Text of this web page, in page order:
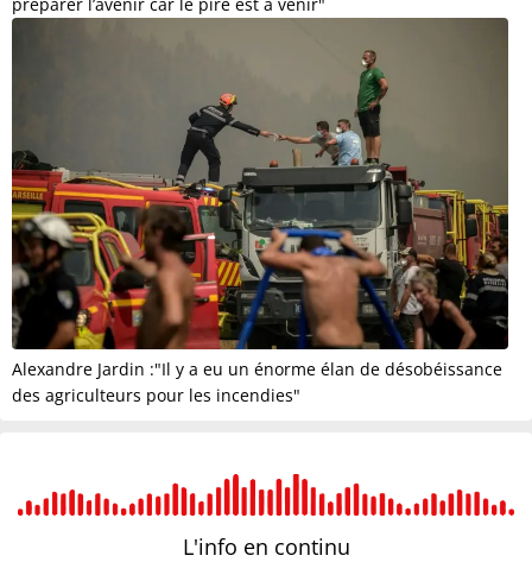
préparer l’avenir car le pire est à venir"
Alexandre Jardin :"Il y a eu un énorme élan de désobéissance
des agriculteurs pour les incendies"
L'info en continu